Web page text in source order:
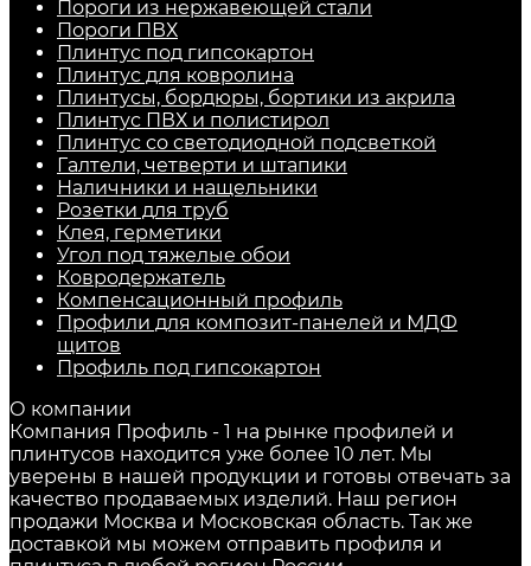
Пороги из нержавеющей стали
Пороги ПВХ
Плинтус под гипсокартон
Плинтус для ковролина
Плинтусы, бордюры, бортики из акрила
Плинтус ПВХ и полистирол
Плинтус со светодиодной подсветкой
Галтели, четверти и штапики
Наличники и нащельники
Розетки для труб
Клея, герметики
Угол под тяжелые обои
Ковродержатель
Компенсационный профиль
Профили для композит-панелей и МДФ
щитов
Профиль под гипсокартон
О компании
Компания Профиль - 1 на рынке профилей и
плинтусов находится уже более 10 лет. Мы
уверены в нашей продукции и готовы отвечать за
качество продаваемых изделий. Наш регион
продажи Москва и Московская область. Так же
доставкой мы можем отправить профиля и